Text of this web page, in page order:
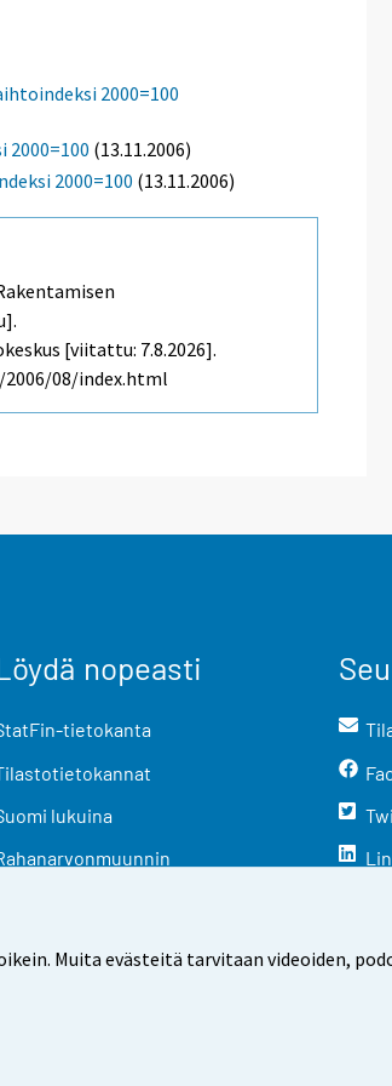
Muita evästeitä tarvitaan videoiden,
2000=100
(13.11.2006)
2000=100 (13.11.2006)
[viitattu: 7.8.2026].
08/index.html
nopeasti
tietokanta
lukuina